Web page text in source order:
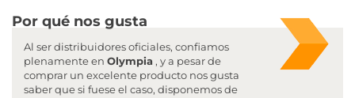
Por qué nos gusta
Al ser distribuidores oficiales, confiamos
plenamente en Olympia , y a pesar de
comprar un excelente producto nos gusta
saber que si fuese el caso, disponemos de